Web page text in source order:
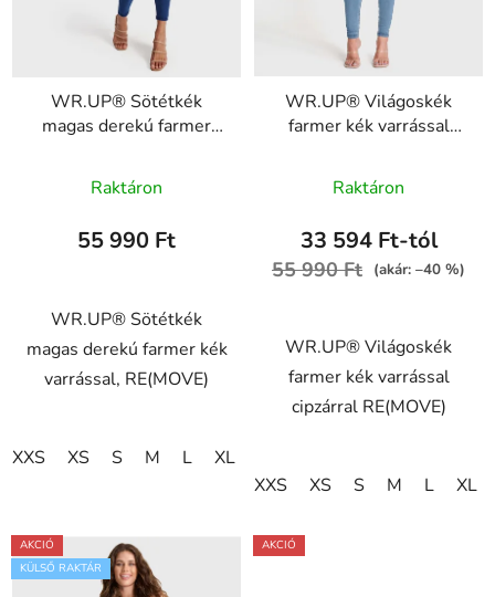
WR.UP® Sötétkék
magas derekú farmer
RE(MOVE)
WRUP1HC002ORG,
termék
átlagos
ből
5,0
csillag.
Raktáron
55 990 Ft
WR.UP® Sötétkék
magas derekú farmer kék
varrással, RE(MOVE)
XXS XS S M L XL
WR.UP® Világoskék
farmer kék varrással
WRUP1HC002ORG,
J4B
Raktáron
33 594 Ft-tól
55 990 Ft (akár: –40 %)
WR.UP® Világoskék
farmer kék varrással
cipzárral RE(MOVE)
XXS XS S M L XL
AKCIÓ
KÜLSŐ RAKTÁR
AKCIÓ